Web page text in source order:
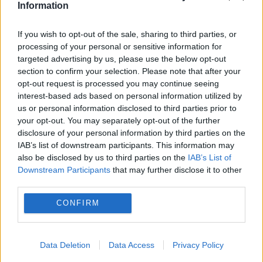
Information
If you wish to opt-out of the sale, sharing to third parties, or
processing of your personal or sensitive information for
targeted advertising by us, please use the below opt-out
section to confirm your selection. Please note that after your
opt-out request is processed you may continue seeing
interest-based ads based on personal information utilized by
us or personal information disclosed to third parties prior to
your opt-out. You may separately opt-out of the further
disclosure of your personal information by third parties on the
IAB’s list of downstream participants. This information may
also be disclosed by us to third parties on the IAB’s List of
Downstream Participants that may further disclose it to other
CONFIRM
Data Deletion Data Access Privacy Policy
Recomandările noastre